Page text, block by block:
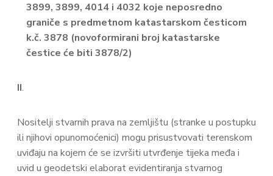
3899, 3899, 4014 i 4032 koje neposredno
graniče s predmetnom katastarskom česticom
k.č. 3878 (novoformirani broj katastarske
čestice će biti 3878/2)
II.
Nositelji stvarnih prava na zemljištu (stranke u postupku
ili njihovi opunomoćenici) mogu prisustvovati terenskom
uviđaju na kojem će se izvršiti utvrđenje tijeka međa i
uvid u geodetski elaborat evidentiranja stvarnog